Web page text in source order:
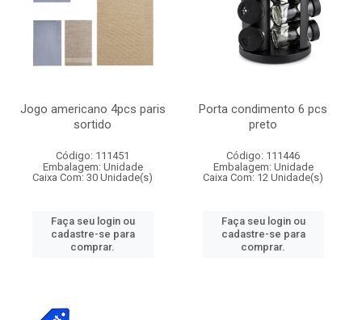
Jogo americano 4pcs paris
sortido
Código: 111451
Embalagem: Unidade
Caixa Com: 30 Unidade(s)
Faça seu login ou
cadastre-se para
comprar.
Porta condimento 6 pcs
preto
Código: 111446
Embalagem: Unidade
Caixa Com: 12 Unidade(s)
Faça seu login ou
cadastre-se para
comprar.